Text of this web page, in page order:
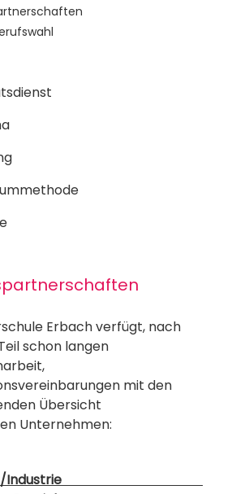
Erbach verfügt, nach
schon langen
mit den
Übersicht
Unternehmen: